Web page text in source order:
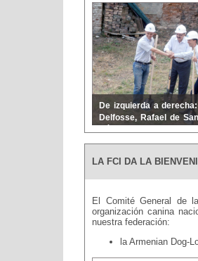
De izquierda a
Delfosse, Rafael de
LA FCI DA LA
El Comité General de
organización canina
nuestra federación:
la Armenian Dog-